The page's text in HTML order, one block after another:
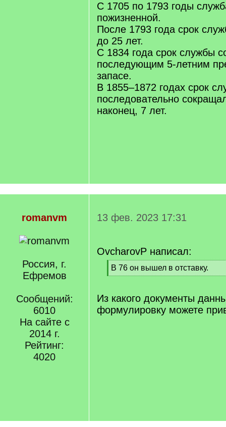
С 1705 по 1793 годы
пожизненной.
После 1793 года срок
до 25 лет.
С 1834 года срок службы
последующим 5-летним
запасе.
В 1855–1872 годах срок
последовательно
наконец, 7 лет.
romanvm
Россия, г.
Ефремов
Сообщений:
6010
На сайте с
2014 г.
Рейтинг:
4020
13 фев. 2023 17:31
OvcharovP написал:
[
q
В 76 он вышел в отставку.
[
q
]
Из какого документы
формулировку можете